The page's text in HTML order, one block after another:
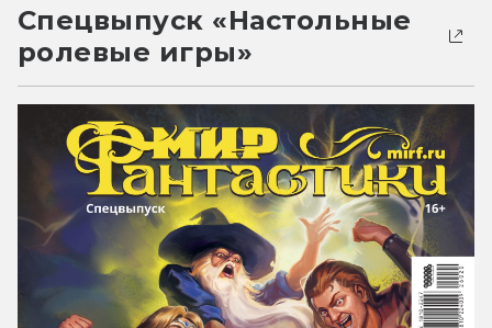
Спецвыпуск «Настольные
ролевые игры»